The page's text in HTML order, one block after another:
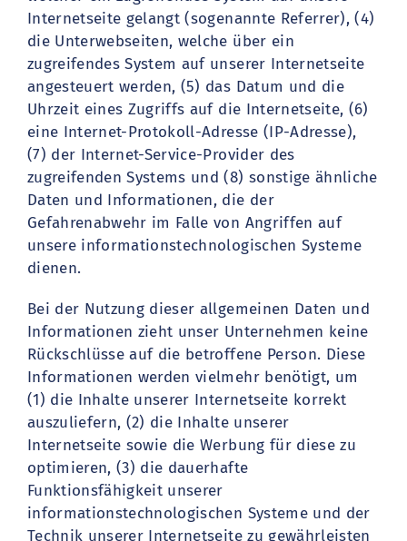
Internetseite gelangt (sogenannte Referrer), (4)
die Unterwebseiten, welche über ein
zugreifendes System auf unserer Internetseite
angesteuert werden, (5) das Datum und die
Uhrzeit eines Zugriffs auf die Internetseite, (6)
eine Internet-Protokoll-Adresse (IP-Adresse),
(7) der Internet-Service-Provider des
zugreifenden Systems und (8) sonstige ähnliche
Daten und Informationen, die der
Gefahrenabwehr im Falle von Angriffen auf
unsere informationstechnologischen Systeme
dienen.
Bei der Nutzung dieser allgemeinen Daten und
Informationen zieht unser Unternehmen keine
Rückschlüsse auf die betroffene Person. Diese
Informationen werden vielmehr benötigt, um
(1) die Inhalte unserer Internetseite korrekt
auszuliefern, (2) die Inhalte unserer
Internetseite sowie die Werbung für diese zu
optimieren, (3) die dauerhafte
Funktionsfähigkeit unserer
informationstechnologischen Systeme und der
Technik unserer Internetseite zu gewährleisten